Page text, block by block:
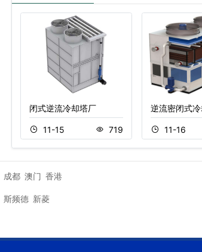
闭式逆流冷却塔厂
11-15 719
逆流密闭式
11-16
成都 澳门 香港
斯频德 新菱